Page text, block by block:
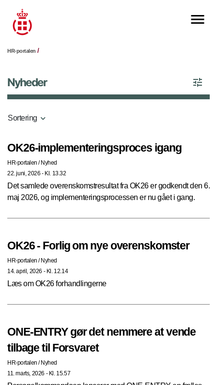
HR-portalen
Nyheder
Sortering
OK26-implementeringsproces igang
HR-portalen / Nyhed
22. juni, 2026 - Kl. 13.32
Det samlede overenskomstresultat fra OK26 er godkendt den 6.
maj 2026, og implementeringsprocessen er nu gået i gang.
OK26 - Forlig om nye overenskomster
HR-portalen / Nyhed
14. april, 2026 - Kl. 12.14
Læs om OK26 forhandlingerne
ONE-ENTRY gør det nemmere at vende
tilbage til Forsvaret
HR-portalen / Nyhed
11. marts, 2026 - Kl. 15.57